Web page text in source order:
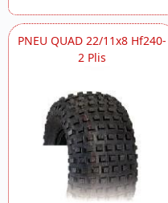
PNEU QUAD 22/11x8 Hf240-
2 Plis